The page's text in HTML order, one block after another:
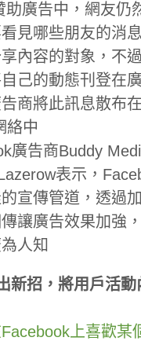
廣告中，網友仍
見哪些朋友的消
內容的對象，不
己的動態刊登在
商將此訊息散布在
絡中
廣告商Buddy
表示，
宣傳管道，透過
讓廣告效果加強
人知
新招，將用戶活動
上喜歡某